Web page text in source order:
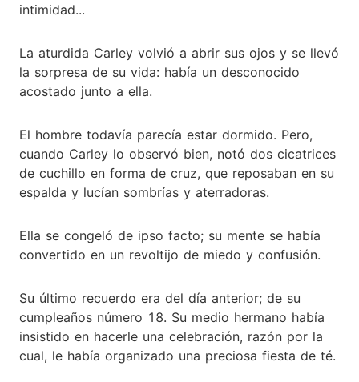
intimidad...
La aturdida Carley volvió a abrir sus ojos y se llevó
la sorpresa de su vida: había un desconocido
acostado junto a ella.
El hombre todavía parecía estar dormido. Pero,
cuando Carley lo observó bien, notó dos cicatrices
de cuchillo en forma de cruz, que reposaban en su
espalda y lucían sombrías y aterradoras.
Ella se congeló de ipso facto; su mente se había
convertido en un revoltijo de miedo y confusión.
Su último recuerdo era del día anterior; de su
cumpleaños número 18. Su medio hermano había
insistido en hacerle una celebración, razón por la
cual, le había organizado una preciosa fiesta de té.